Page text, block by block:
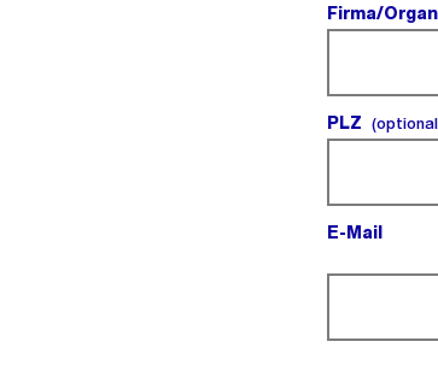
Firma/
PLZ
E-Mail